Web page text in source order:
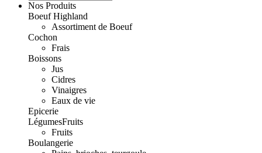
Nos Produits
Boeuf Highland
Assortiment de Boeuf
Cochon
Frais
Boissons
Jus
Cidres
Vinaigres
Eaux de vie
Epicerie
LégumesFruits
Fruits
Boulangerie